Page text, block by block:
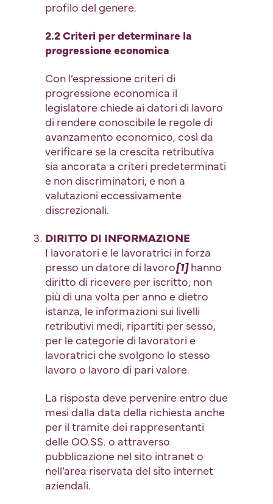
profilo del genere.
2.2 Criteri per determinare la
progressione economica
Con l’espressione criteri di
progressione economica il
legislatore chiede ai datori di lavoro
di rendere conoscibile le regole di
avanzamento economico, così da
verificare se la crescita retributiva
sia ancorata a criteri predeterminati
e non discriminatori, e non a
valutazioni eccessivamente
discrezionali.
DIRITTO DI INFORMAZIONE
I lavoratori e le lavoratrici in forza
presso un datore di lavoro[1]hanno
diritto di ricevere per iscritto, non
più di una volta per anno e dietro
istanza, le informazioni sui livelli
retributivi medi, ripartiti per sesso,
per le categorie di lavoratori e
lavoratrici che svolgono lo stesso
lavoro o lavoro di pari valore.
La risposta deve pervenire entro due
mesi dalla data della richiesta anche
per il tramite dei rappresentanti
delle OO.SS. o attraverso
pubblicazione nel sito intranet o
nell’area riservata del sito internet
aziendali.